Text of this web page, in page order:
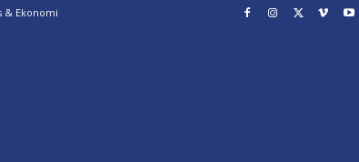
& Ekonomi